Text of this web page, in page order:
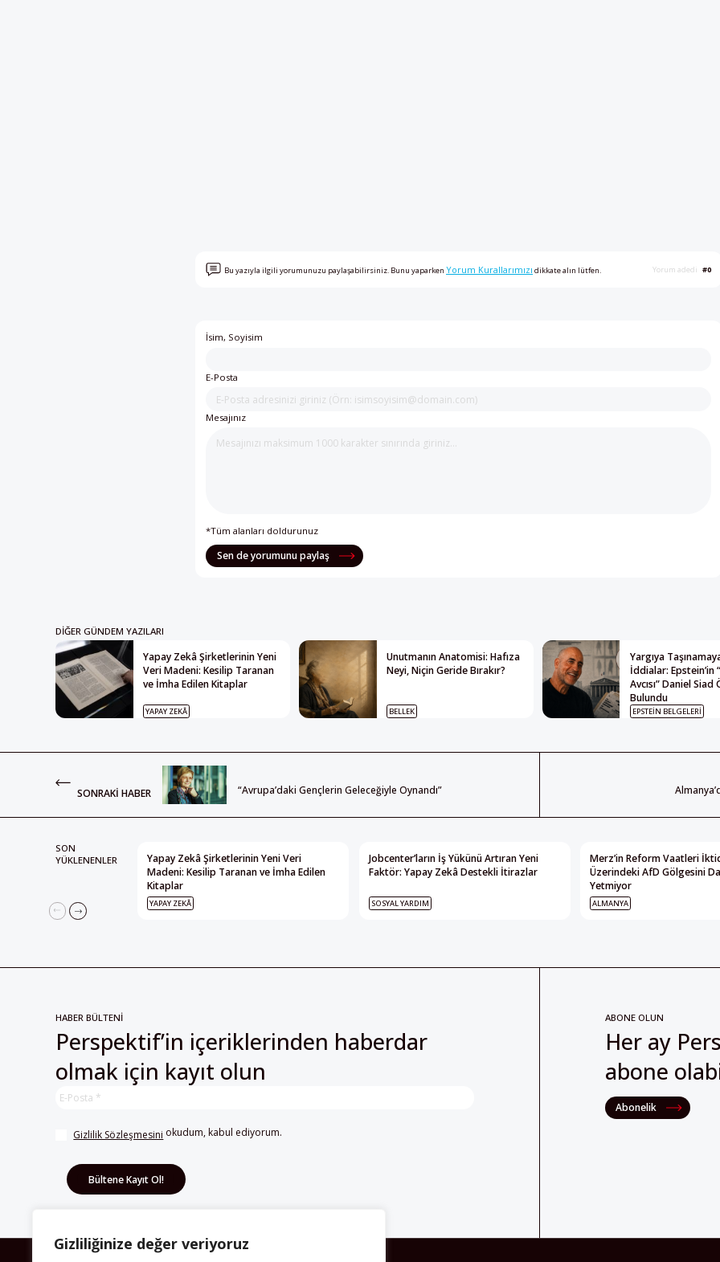
Gizliliğinize değer veriyoruz
Bu yazıyla ilgili yorumunuzu paylaşabilirsiniz. Bunu yaparkenYorum Kurallarımızı dikkate alın lütfen. Yorum adedi #0
İsim, Soyisim
E-Posta
Mesajınız
*Tüm alanları doldurunuz
Sen de yorumunu paylaş
DIĞER GÜNDEM YAZILARI
Yapay Zekâ Şirketlerinin Yeni
Veri Madeni: Kesilip Taranan
ve İmha Edilen Kitaplar
YAPAY ZEKÂ
Unutmanın Anatomisi: Hafıza
Neyi, Niçin Geride Bırakır?
BELLEK
Yargıya
İddialar: Epstein’in
Avcısı” Daniel Siad
Bulundu
EPSTEIN BELGELERI
SONRAKI HABER “Avrupa’daki Gençlerin Geleceğiyle Oynandı”
SON
YÜKLENENLER
Yapay Zekâ Şirketlerinin Yeni Veri
Madeni: Kesilip Taranan ve İmha Edilen
Kitaplar
YAPAY ZEKÂ
Jobcenter’ların İş Yükünü Artıran Yeni
Faktör: Yapay Zekâ Destekli İtirazlar
SOSYAL YARDIM
Merz’in Reform Vaatleri
Üzerindeki AfD Gölgesini
Yetmiyor
ALMANYA
HABER BÜLTENİ
Perspektif’in içeriklerinden haberdar
olmak için kayıt olun
Gizlilik Sözleşmesini okudum, kabul ediyorum.
ABONE OLUN
Her ay
abone
Abonelik